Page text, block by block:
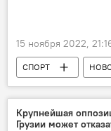
15 ноября 2022,
СПОРТ
Шота Арвеладзе
Футбол
Крупнейшая
Грузии может